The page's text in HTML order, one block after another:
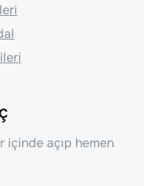
içinde açıp hemen